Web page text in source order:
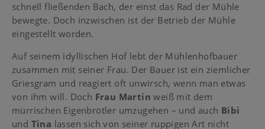
schnell fließenden Bach, der einst das Rad der Mühle
bewegte. Doch inzwischen ist der Betrieb der Mühle
eingestellt worden.
Auf seinem idyllischen Hof lebt der Mühlenhofbauer
zusammen mit seiner Frau. Der Bauer ist ein ziemlicher
Griesgram und reagiert oft unwirsch, wenn man etwas
von ihm will. Doch Frau Martin weiß mit dem
mürrischen Eigenbrötler umzugehen – und auch Bibi
und Tina lassen sich von seiner ruppigen Art nicht